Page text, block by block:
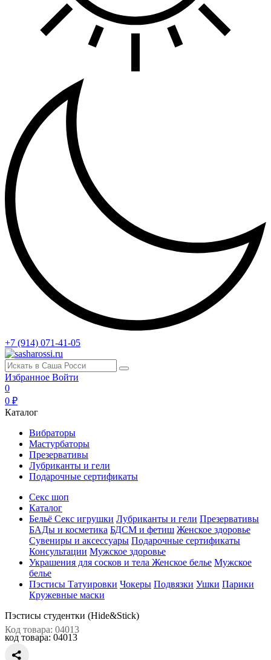
+7 (914) 071-41-05
Избранное Войти
0
0 ₽
Каталог
Вибраторы
Мастурбаторы
Презервативы
Лубриканты и гели
Подарочные сертификаты
Секс шоп
Каталог
Бельё Секс игрушки Лубриканты и гели Презервативы
БАДы и косметика БДСМ и фетиш Женское здоровье
Сувениры и аксессуары Подарочные сертификаты
Консультации Мужское здоровье
Украшения для сосков и тела Женское белье Мужское
белье
Пэстисы Татуировки Чокеры Подвязки Ушки Парики
Кружевные маски
Пэстисы студентки (Hide&Stick)
Код товара: 04013
код товара: 04013